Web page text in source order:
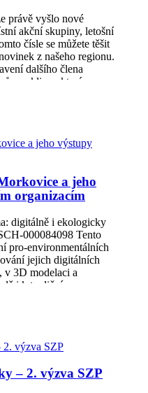
právě vyšlo nové
akční skupiny, letošní
čísle se můžete těšit
z našeho regionu.
dalšího člena
pro klima, které se
akcí realizovaných
o plánovaných
hory
za Vaši podporu a
Tým Místní
a jeho
organizacím
digitálně i ekologicky
000084098 Tento
pro-environmentálních
jejich digitálních
v 3D modelaci a
i k tradičním
industriálního a
názoru je pro příští
těch, kteří tady byli
automatizaci, robotiku a
a využívání
– 2. výzva SZP